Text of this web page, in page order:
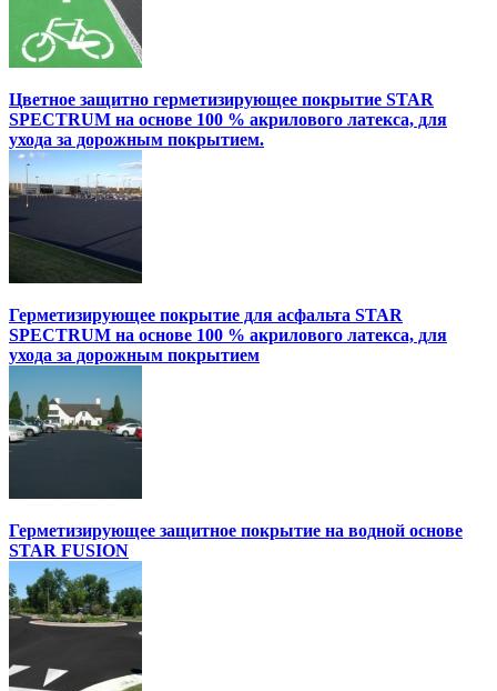
Цветное защитно герметизирующее покрытие STAR
SPECTRUM на основе 100 % акрилового латекса, для
ухода за дорожным покрытием.
Герметизирующее покрытие для асфальта STAR
SPECTRUM на основе 100 % акрилового латекса, для
ухода за дорожным покрытием
Герметизирующее защитное покрытие на водной основе
STAR FUSION